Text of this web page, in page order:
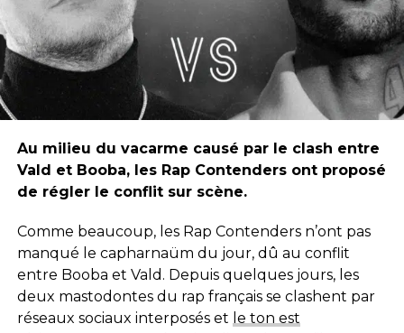
Au milieu du vacarme causé par le clash entre
Vald et Booba, les Rap Contenders ont proposé
de régler le conflit sur scène.
Comme beaucoup, les Rap Contenders n’ont pas
manqué le capharnaüm du jour, dû au conflit
entre Booba et Vald. Depuis quelques jours, les
deux mastodontes du rap français se clashent par
réseaux sociaux interposés et le ton est